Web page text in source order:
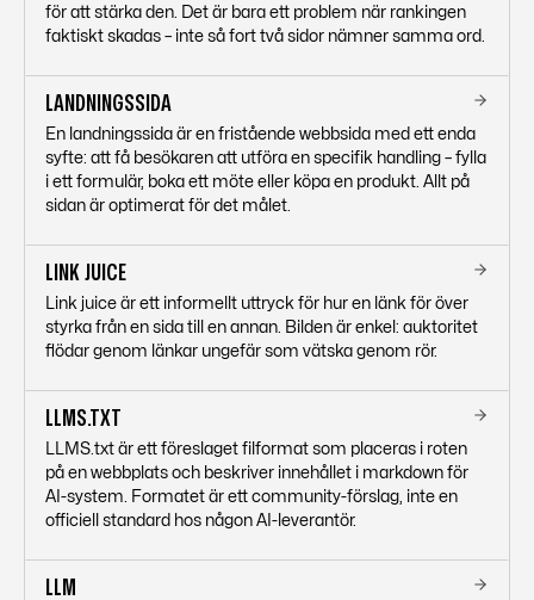
för att stärka den. Det är bara ett problem när rankingen
faktiskt skadas – inte så fort två sidor nämner samma ord.
LANDNINGSSIDA
En landningssida är en fristående webbsida med ett enda
syfte: att få besökaren att utföra en specifik handling – fylla
i ett formulär, boka ett möte eller köpa en produkt. Allt på
sidan är optimerat för det målet.
LINK JUICE
Link juice är ett informellt uttryck för hur en länk för över
styrka från en sida till en annan. Bilden är enkel: auktoritet
flödar genom länkar ungefär som vätska genom rör.
LLMS.TXT
LLMS.txt är ett föreslaget filformat som placeras i roten
på en webbplats och beskriver innehållet i markdown för
AI-system. Formatet är ett community-förslag, inte en
officiell standard hos någon AI-leverantör.
LLM